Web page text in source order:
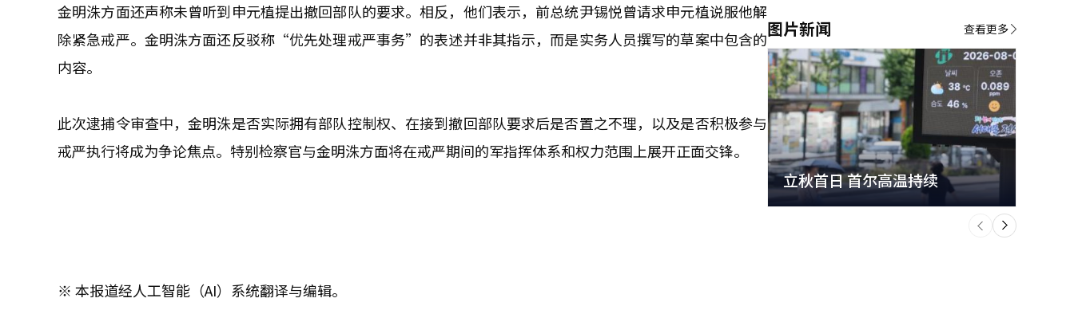
金明洙方面还声称未曾听到申元植提出撤回部队的要求。相反，他们表示，前总统尹锡悦曾请求申元植说服他解
除紧急戒严。金明洙方面还反驳称“优先处理戒严事务”的表述并非其指示，而是实务人员撰写的草案中包含的
内容。
此次逮捕令审查中，金明洙是否实际拥有部队控制权、在接到撤回部队要求后是否置之不理，以及是否积极参与
戒严执行将成为争论焦点。特别检察官与金明洙方面将在戒严期间的军指挥体系和权力范围上展开正面交锋。
※ 本报道经人工智能（AI）系统翻译与编辑。
图片新闻
立秋首日 首尔高温持续
下
一
个
查看更多